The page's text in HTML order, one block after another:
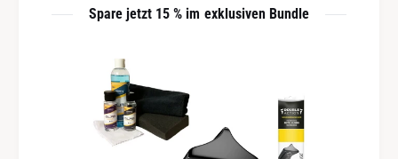
Spare jetzt 15 % im exklusiven Bundle